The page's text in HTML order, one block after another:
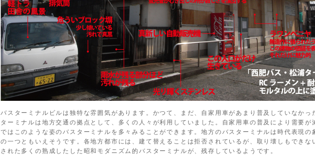
バスターミナルビルは独特な雰囲気があります。かつて、まだ、自家用車があまり普及していなかっ
ターミナルは地方交通の拠点として、多くの人々が利用していました。自家用車の普及により需要が
ではこのような姿のバスターミナルを多々みることができます。地方のバスターミナルは時代表現の
の一つともいえそうです。各地方都市には、建て替えることは拒否されているが、取り壊しもできな
された多くの熟成したした昭和モダニズム的バスターミナルが、残存しているようです。